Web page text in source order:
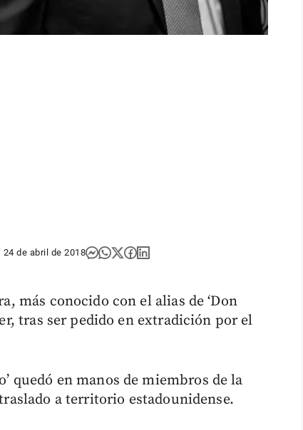
24 de abril de 2018
más conocido con el alias de ‘Don
tras ser pedido en extradición por el
quedó en manos de miembros de la
a territorio estadounidense.